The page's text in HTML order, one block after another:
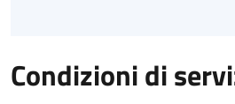
Condizioni di